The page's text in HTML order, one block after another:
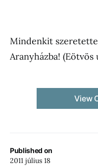
Published on
2011 július 18
Mindenkit
Aranyházba! (Eötvös
View